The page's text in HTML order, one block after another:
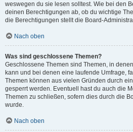
weswegen du sie lesen solltest. Wie bei den
deinen Berechtigungen ab, ob du wichtige
die Berechtigungen stellt die Board-
Nach oben
Was sind geschlossene Themen?
Geschlossene Themen sind Themen, in
kann und bei denen eine laufende Umfrage,
Themen können aus vielen Gründen durch
gesperrt werden. Eventuell hast du auch die
Themen zu schließen, sofern dies durch die
wurde.
Nach oben